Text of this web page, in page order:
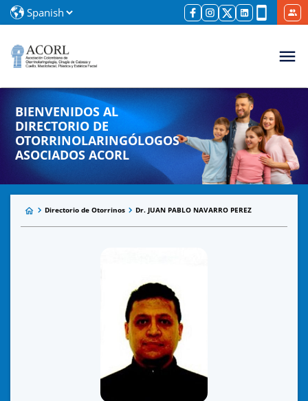
BIENVENIDOS AL
DIRECTORIO DE
OTORRINOLARINGÓLOGOS
ASOCIADOS ACORL
Directorio de Otorrinos Dr. JUAN PABLO NAVARRO PEREZ